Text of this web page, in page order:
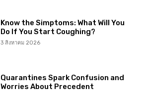
Know the Simptoms: What Will You
Do If You Start Coughing?
3 สิงหาคม 2026
Quarantines Spark Confusion and
Worries About Precedent